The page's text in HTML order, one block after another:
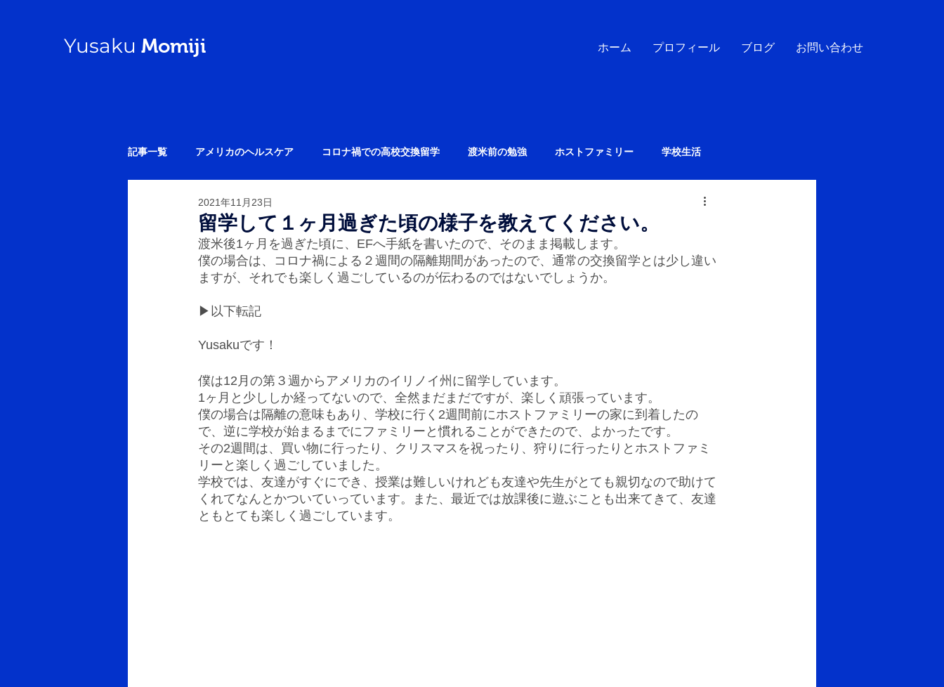
Yusaku Momiji ホーム プロフィール ブログ お問い合わせ
記事一覧 アメリカのヘルスケア コロナ禍での高校交換留学 渡米前の勉強 ホストファミリー 学校生活
帰国後の勉強 その他いろいろ
留学して１ヶ月過ぎた頃の様子を教えてください。
2021年11月23日
渡米後1ヶ月を過ぎた頃に、EFへ手紙を書いたので、そのまま掲載します。
僕の場合は、コロナ禍による２週間の隔離期間があったので、通常の交換留学とは少し違い
ますが、それでも楽しく過ごしているのが伝わるのではないでしょうか。
▶︎以下転記
Yusakuです！
僕は12月の第３週からアメリカのイリノイ州に留学しています。
1ヶ月と少ししか経ってないので、全然まだまだですが、楽しく頑張っています。
僕の場合は隔離の意味もあり、学校に行く2週間前にホストファミリーの家に到着したの
で、逆に学校が始まるまでにファミリーと慣れることができたので、よかったです。
その2週間は、買い物に行ったり、クリスマスを祝ったり、狩りに行ったりとホストファミ
リーと楽しく過ごしていました。
学校では、友達がすぐにでき、授業は難しいけれども友達や先生がとても親切なので助けて
くれてなんとかついていっています。また、最近では放課後に遊ぶことも出来てきて、友達
ともとても楽しく過ごしています。